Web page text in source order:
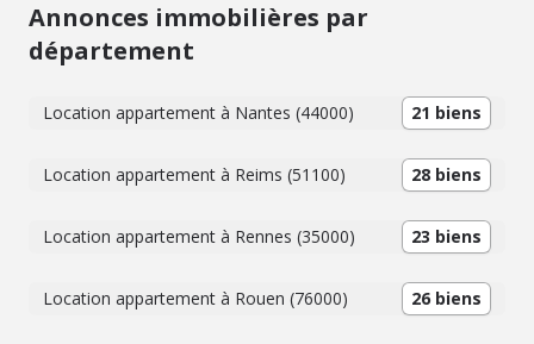
Annonces immobilières par
département
Location appartement à Nantes (44000) 21 biens
Location appartement à Reims (51100) 28 biens
Location appartement à Rennes (35000) 23 biens
Location appartement à Rouen (76000) 26 biens